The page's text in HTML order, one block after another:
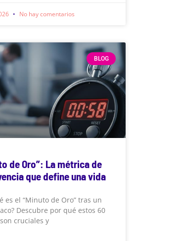
No hay comentarios
BLOG
de Oro”: La métrica de
que define una vida
es el “Minuto de Oro” tras un
Descubre por qué estos 60
cruciales y